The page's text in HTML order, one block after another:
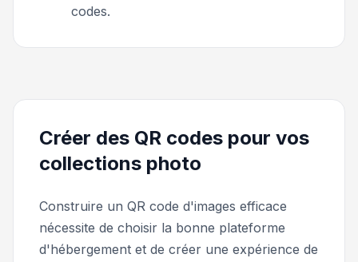
codes.
Créer des QR codes pour vos
collections photo
Construire un QR code d'images efficace
nécessite de choisir la bonne plateforme
d'hébergement et de créer une expérience de